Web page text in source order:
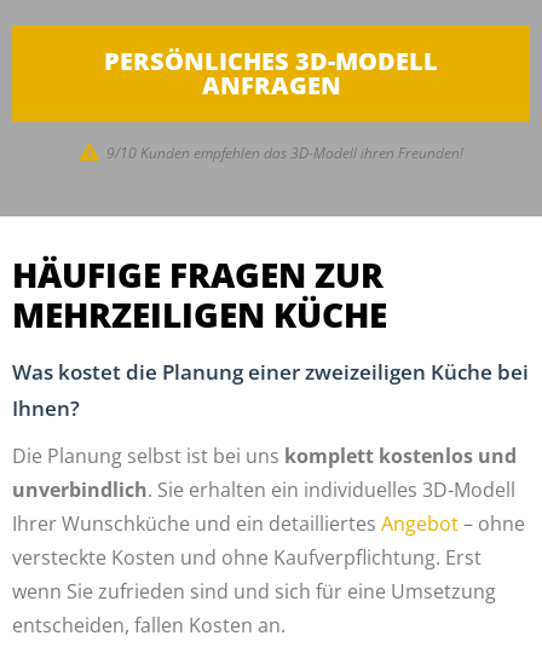
PERSÖNLICHES 3D-MODELL
ANFRAGEN
9/10 Kunden empfehlen das 3D-Modell ihren Freunden!
HÄUFIGE FRAGEN ZUR
MEHRZEILIGEN KÜCHE
Was kostet die Planung einer zweizeiligen Küche bei
Ihnen?
Die Planung selbst ist bei uns komplett kostenlos und
unverbindlich. Sie erhalten ein individuelles 3D-Modell
Ihrer Wunschküche und ein detailliertes Angebot– ohne
versteckte Kosten und ohne Kaufverpflichtung. Erst
wenn Sie zufrieden sind und sich für eine Umsetzung
entscheiden, fallen Kosten an.